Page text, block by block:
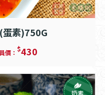
素)750G
價： $430
奶素